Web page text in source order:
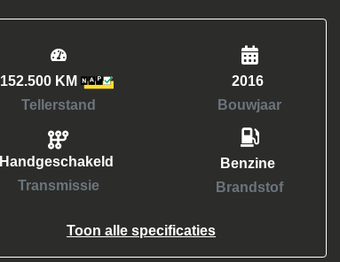
152.500 KM
Tellerstand
Handgeschakeld
Transmissie
2016
Bouwjaar
Benzine
Brandstof
Toon alle specificaties